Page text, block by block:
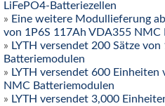
LiFePO4-Batteriezellen
» Eine weitere Modullieferung
von 1P6S 117Ah VDA355 NMC
» LYTH versendet 200 Sätze
Batteriemodulen
» LYTH versendet 600
NMC Batteriemodulen
» LYTH versendet 3,000